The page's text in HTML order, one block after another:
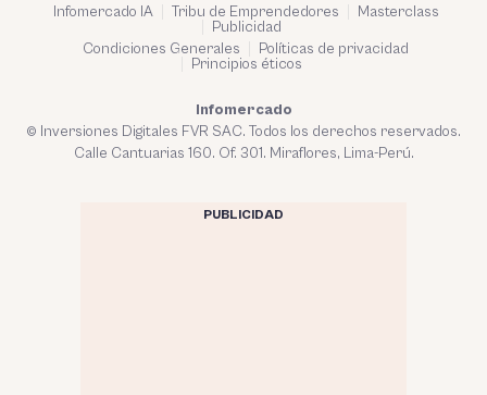
Infomercado IA Tribu de Emprendedores
Masterclass
Publicidad
Condiciones Generales
Políticas de privacidad
Principios éticos
Infomercado
© Inversiones Digitales FVR SAC. Todos los derechos reservados.
Calle Cantuarias 160. Of. 301. Miraflores, Lima-Perú.
PUBLICIDAD